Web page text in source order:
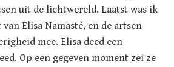
uit de lichtwereld. Laatst was ik
Elisa Namasté, en de artsen
mee. Elisa deed een
Op een gegeven moment zei ze